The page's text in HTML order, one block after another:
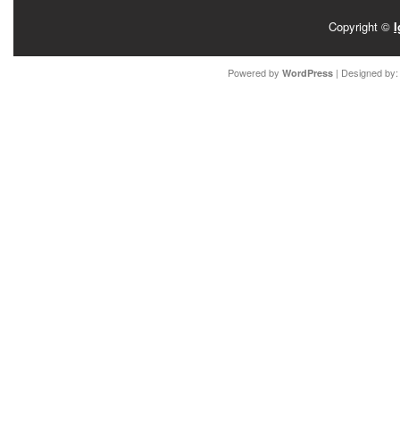
Copyright ©
Powered by WordPress| Designed by: